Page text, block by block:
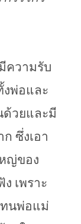
ความรับ
พ่อและ
ด้วยและมี
ซึ่งเอา
ญ่ของ
เพราะ
ทนพ่อแม่